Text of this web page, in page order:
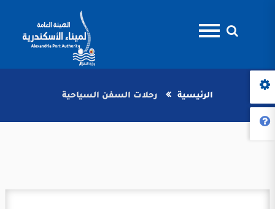
الرئيسية رحلات السفن السياحية